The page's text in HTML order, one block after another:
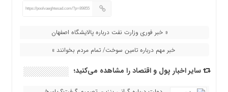
https://poolvaeghtesad.com/?p=89855
« خبر فوری وزارت نفت درباره پالایشگاه اصفهان
خبر مهم درباره تامین سوخت/ تمام مردم بخوانند »
سایر اخبار پول و اقتصاد را مشاهده می‌کنید؛